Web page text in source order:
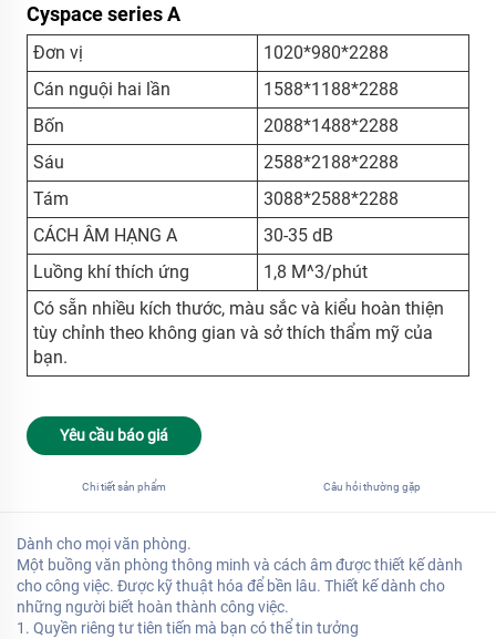
Cyspace series A
Đơn vị
1020*980*2288
Cán nguội hai lần
1588*1188*2288
Bốn
2088*1488*2288
Sáu
2588*2188*2288
Tám
3088*2588*2288
CÁCH ÂM HẠNG A
30-35 dB
Luồng khí thích ứng
1,8 M^3/phút
Có sẵn nhiều kích thước, màu sắc và kiểu hoàn thiện
tùy chỉnh theo không gian và sở thích thẩm mỹ của
bạn.
Yêu cầu báo giá
Chi tiết sản phẩm Câu hỏi thường gặp
Dành cho mọi văn phòng.
Một buồng văn phòng thông minh và cách âm được thiết kế dành
cho công việc. Được kỹ thuật hóa để bền lâu. Thiết kế dành cho
những người biết hoàn thành công việc.
1. Quyền riêng tư tiên tiến mà bạn có thể tin tưởng